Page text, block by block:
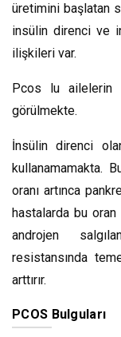
üretimini başlatan
insülin direnci ve
ilişkileri var.
Pcos lu ailelerin
görülmekte.
İnsülin direnci
kullanamamakta.
oranı artınca
hastalarda bu
androjen
resistansında
arttırır.
PCOS Bulguları